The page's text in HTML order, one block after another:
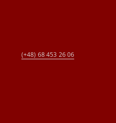
(+48) 68 453 26 06